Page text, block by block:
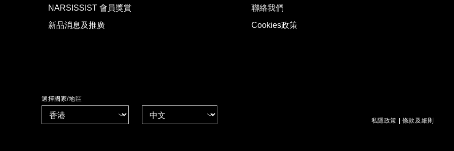
NARSISSIST 會員獎賞
新品消息及推廣
聯絡我們
Cookies政策
選擇國家/地區
私隱政策 條款及細則